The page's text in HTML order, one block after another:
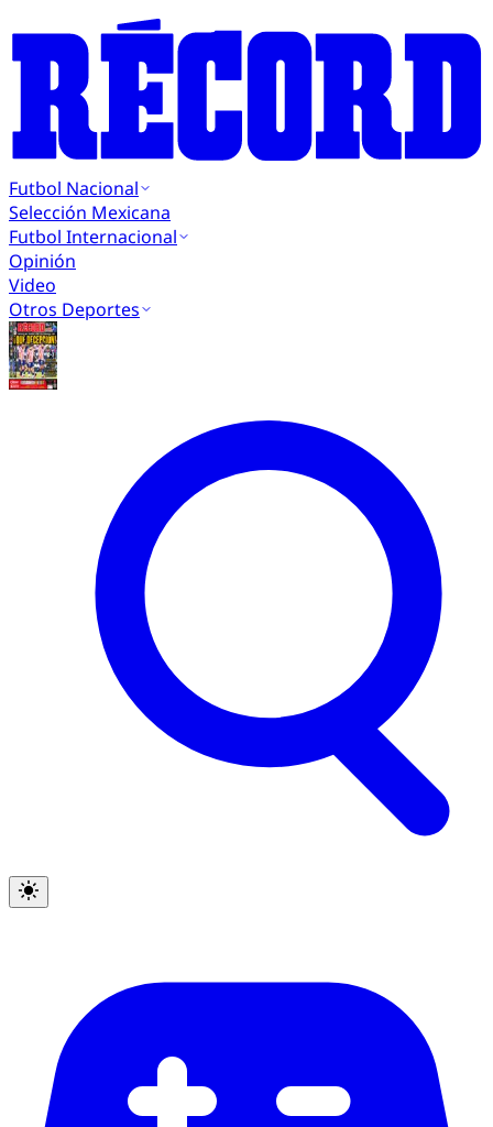
Futbol Nacional
Selección Mexicana
Futbol Internacional
Opinión
Video
Otros Deportes